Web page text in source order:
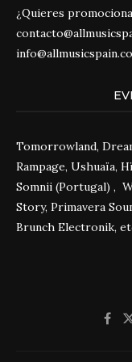
¿Quieres
Tomorrowland,
Rampage, Ushuaïa,
Somnii (Portugal) ,
Story, Primavera
Brunch Electronik,